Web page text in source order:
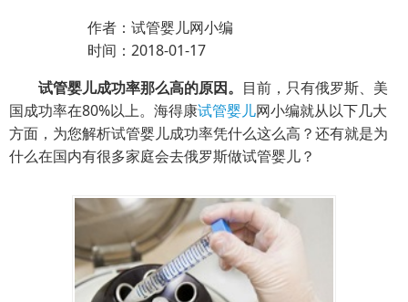
作者：试管婴儿网小编
时间：2018-01-17
试管婴儿成功率那么高的原因。 目前，只有俄罗斯、美
国成功率在80%以上。海得康试管婴儿网小编就从以下几大
方面，为您解析试管婴儿成功率凭什么这么高？还有就是为
什么在国内有很多家庭会去俄罗斯做试管婴儿？